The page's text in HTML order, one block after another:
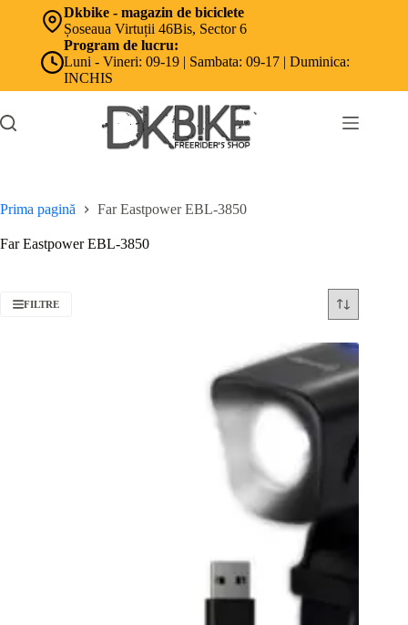
Dkbike - magazin de biciclete
Șoseaua Virtuții 46Bis, Sector 6
Program de lucru:
Luni - Vineri: 09-19 | Sambata: 09-17 | Duminica:
INCHIS
Prima pagină Far Eastpower EBL-3850
Far Eastpower EBL-3850
FILTRE